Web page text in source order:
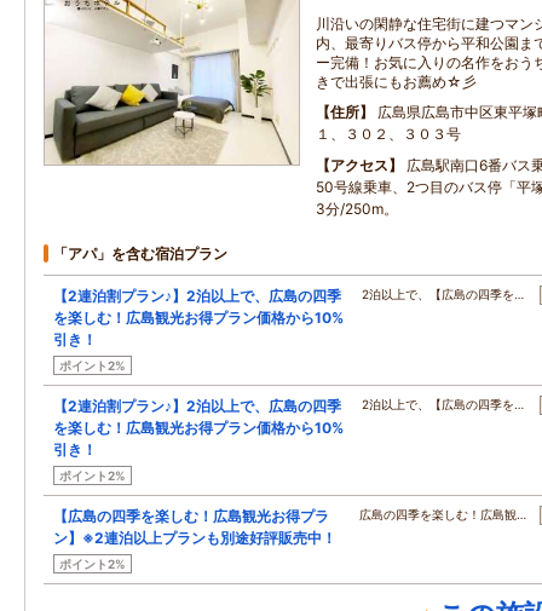
川沿いの閑静な住宅街に建つマン
内、最寄りバス停から平和公園ま
ー完備！お気に入りの名作をおう
きで出張にもお薦め☆彡
住所
広島県広島市中区東平
１、３０２、３０３号
アクセス
広島駅南口6番バス
50号線乗車、2つ目のバス停「平
3分/250m。
「アパ」を含む宿泊プラン
【2連泊割プラン♪】2泊以上で、広島の四季
を楽しむ！広島観光お得プラン価格から10%
引き！
ポイント2%
2泊以上で、【広島の四季を…
【2連泊割プラン♪】2泊以上で、広島の四季
を楽しむ！広島観光お得プラン価格から10%
引き！
ポイント2%
2泊以上で、【広島の四季を…
【広島の四季を楽しむ！広島観光お得プラ
ン】※2連泊以上プランも別途好評販売中！
ポイント2%
広島の四季を楽しむ！広島観…